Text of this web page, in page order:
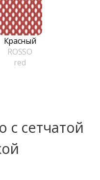
Красный
ROSSO
red
с сетчатой